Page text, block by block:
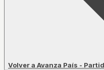
Volver a Avanza País -